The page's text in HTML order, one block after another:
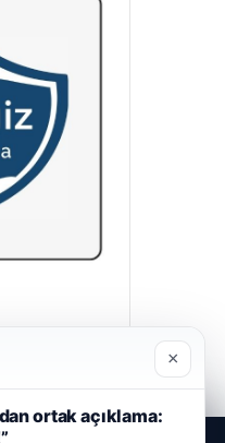
×
ortak açıklama: